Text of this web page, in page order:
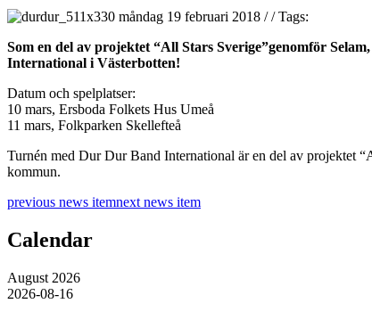
måndag 19 februari 2018 //Tags:
Som en del av projektet “All Stars Sverige”genomför
International i Västerbotten!
Datum och spelplatser:
10 mars, Ersboda Folkets Hus Umeå
11 mars, Folkparken Skellefteå
Turnén med Dur Dur Band International är en del av projektet
kommun.
previous news itemnext news item
Calendar
August 2026
2026-08-16